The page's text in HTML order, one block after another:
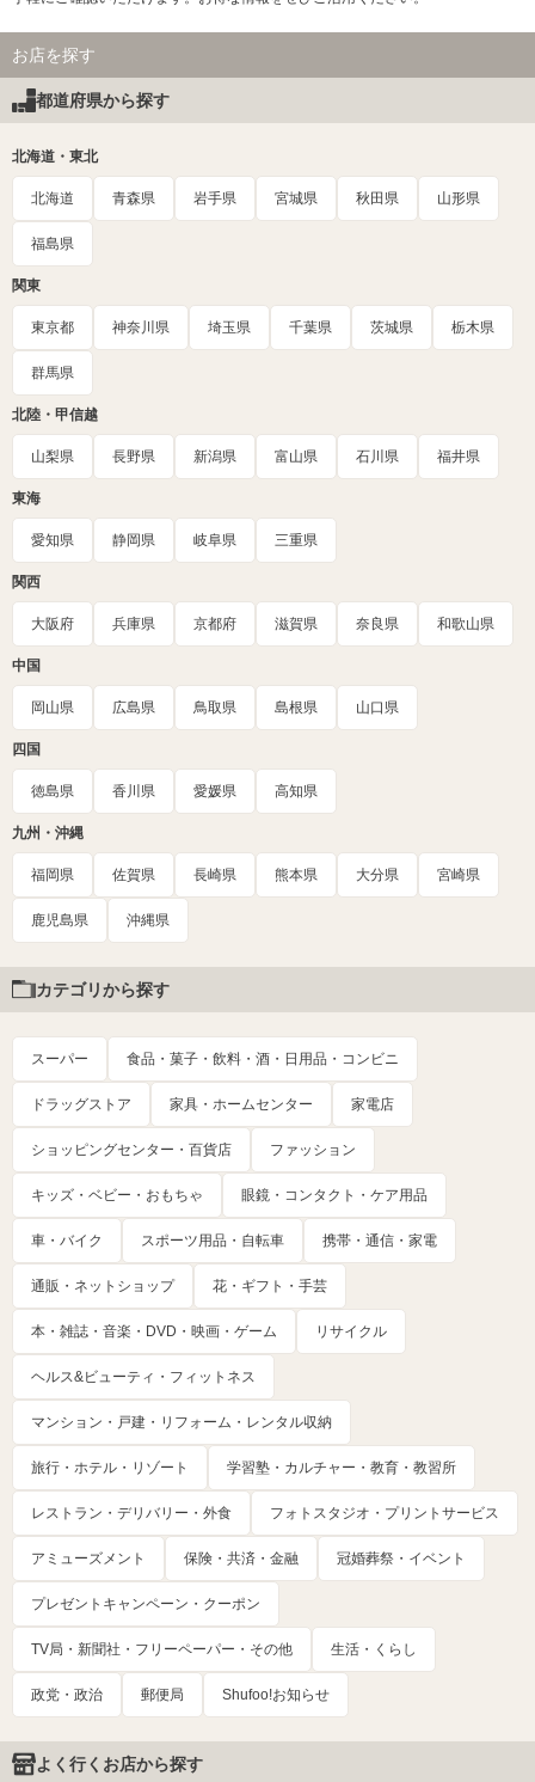
お店を探す
都道府県から探す
北海道・東北
北海道 青森県 岩手県 宮城県 秋田県 山形県
福島県
関東
東京都 神奈川県 埼玉県 千葉県 茨城県 栃木県
群馬県
北陸・甲信越
山梨県 長野県 新潟県 富山県 石川県 福井県
東海
愛知県 静岡県 岐阜県 三重県
関西
大阪府 兵庫県 京都府 滋賀県 奈良県 和歌山県
中国
岡山県 広島県 鳥取県 島根県 山口県
四国
徳島県 香川県 愛媛県 高知県
九州・沖縄
福岡県 佐賀県 長崎県 熊本県 大分県 宮崎県
鹿児島県 沖縄県
カテゴリから探す
スーパー 食品・菓子・飲料・酒・日用品・コンビニ
ドラッグストア 家具・ホームセンター 家電店
ショッピングセンター・百貨店 ファッション
キッズ・ベビー・おもちゃ 眼鏡・コンタクト・ケア用品
車・バイク スポーツ用品・自転車 携帯・通信・家電
通販・ネットショップ 花・ギフト・手芸
本・雑誌・音楽・DVD・映画・ゲーム リサイクル
ヘルス&ビューティ・フィットネス
マンション・戸建・リフォーム・レンタル収納
旅行・ホテル・リゾート 学習塾・カルチャー・教育・教習所
レストラン・デリバリー・外食 フォトスタジオ・プリントサービス
アミューズメント 保険・共済・金融 冠婚葬祭・イベント
プレゼントキャンペーン・クーポン
TV局・新聞社・フリーペーパー・その他 生活・くらし
政党・政治 郵便局 Shufoo!お知らせ
よく行くお店から探す